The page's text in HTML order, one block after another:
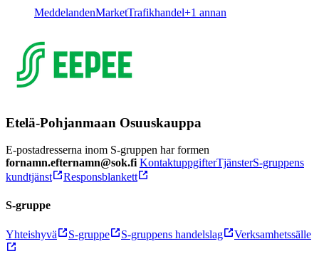
MeddelandenMarketTrafikhandel+1 annan
Etelä-Pohjanmaan Osuuskauppa
E-postadresserna inom S-gruppen har formen
fornamn.efternamn@sok.fi KontaktuppgifterTjänsterS-gruppens
kundtjänst
Responsblankett
S-gruppe
Yhteishyvä S-gruppe S-gruppens handelslag Verksamhetssälle